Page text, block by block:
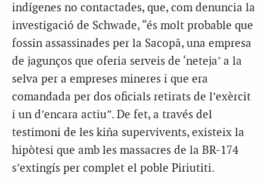
indígenes no contactades, que, com denuncia la
investigació de Schwade, “és molt probable que
fossin assassinades per la Sacopã, una empresa
de jagunços que oferia serveis de ‘neteja’ a la
selva per a empreses mineres i que era
comandada per dos oficials retirats de l’exèrcit
i un d’encara actiu”. De fet, a través del
testimoni de les kiña supervivents, existeix la
hipòtesi que amb les massacres de la BR-174
s’extingís per complet el poble Piriutiti.